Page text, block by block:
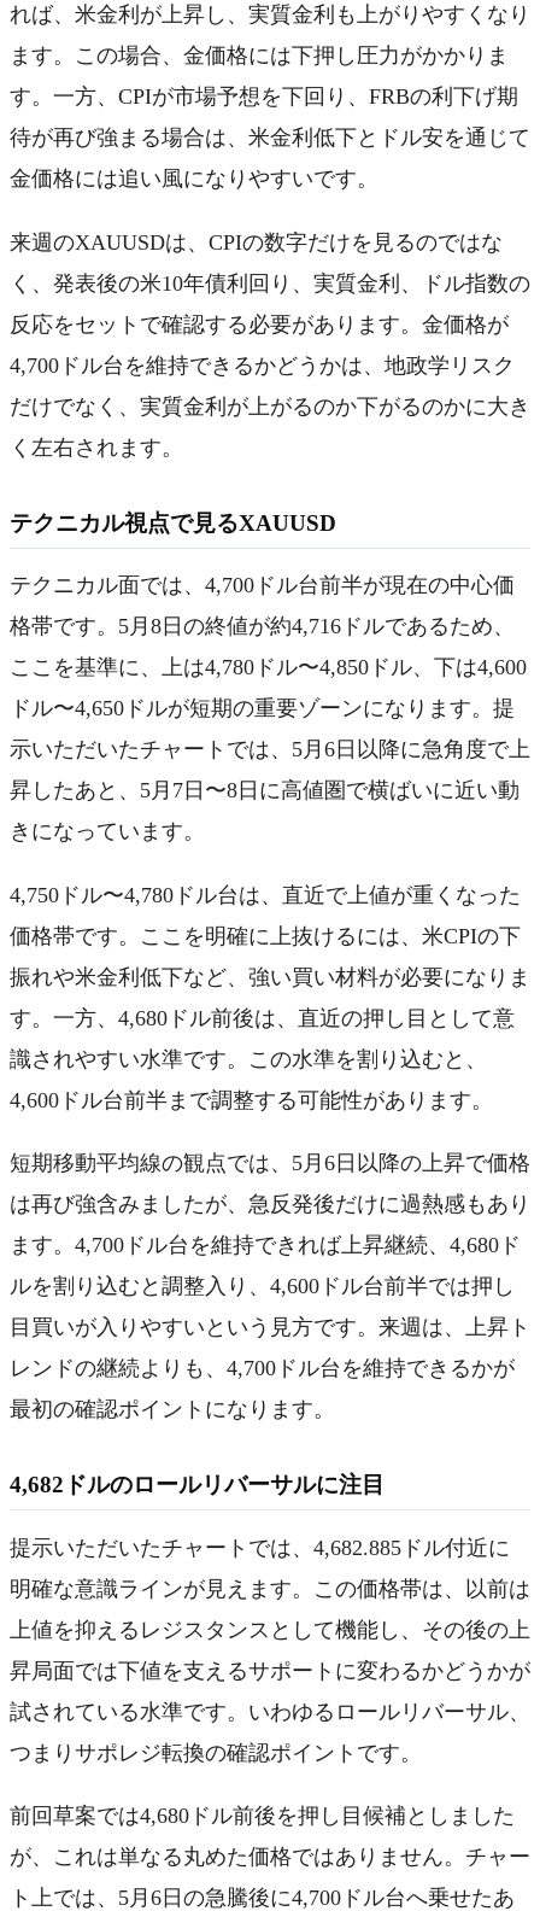
れば、米金利が上昇し、実質金利も上がりやすくなり
ます。この場合、金価格には下押し圧力がかかりま
す。一方、CPIが市場予想を下回り、FRBの利下げ期
待が再び強まる場合は、米金利低下とドル安を通じて
金価格には追い風になりやすいです。
来週のXAUUSDは、CPIの数字だけを見るのではな
く、発表後の米10年債利回り、実質金利、ドル指数の
反応をセットで確認する必要があります。金価格が
4,700ドル台を維持できるかどうかは、地政学リスク
だけでなく、実質金利が上がるのか下がるのかに大き
く左右されます。
テクニカル視点で見るXAUUSD
テクニカル面では、4,700ドル台前半が現在の中心価
格帯です。5月8日の終値が約4,716ドルであるため、
ここを基準に、上は4,780ドル〜4,850ドル、下は4,600
ドル〜4,650ドルが短期の重要ゾーンになります。提
示いただいたチャートでは、5月6日以降に急角度で上
昇したあと、5月7日〜8日に高値圏で横ばいに近い動
きになっています。
4,750ドル〜4,780ドル台は、直近で上値が重くなった
価格帯です。ここを明確に上抜けるには、米CPIの下
振れや米金利低下など、強い買い材料が必要になりま
す。一方、4,680ドル前後は、直近の押し目として意
識されやすい水準です。この水準を割り込むと、
4,600ドル台前半まで調整する可能性があります。
短期移動平均線の観点では、5月6日以降の上昇で価格
は再び強含みましたが、急反発後だけに過熱感もあり
ます。4,700ドル台を維持できれば上昇継続、4,680ド
ルを割り込むと調整入り、4,600ドル台前半では押し
目買いが入りやすいという見方です。来週は、上昇ト
レンドの継続よりも、4,700ドル台を維持できるかが
最初の確認ポイントになります。
4,682ドルのロールリバーサルに注目
提示いただいたチャートでは、4,682.885ドル付近に
明確な意識ラインが見えます。この価格帯は、以前は
上値を抑えるレジスタンスとして機能し、その後の上
昇局面では下値を支えるサポートに変わるかどうかが
試されている水準です。いわゆるロールリバーサル、
つまりサポレジ転換の確認ポイントです。
前回草案では4,680ドル前後を押し目候補としました
が、これは単なる丸めた価格ではありません。チャー
ト上では、5月6日の急騰後に4,700ドル台へ乗せたあ